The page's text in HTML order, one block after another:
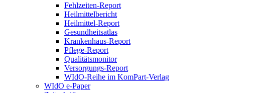
Fehlzeiten-Report
Heilmittelbericht
Heilmittel-Report
Gesundheitsatlas
Krankenhaus-Report
Pflege-Report
Qualitätsmonitor
Versorgungs-Report
WIdO-Reihe im KomPart-Verlag
WIdO e-Paper